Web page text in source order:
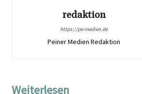
redaktion
https://pe-medien.de
Peiner Medien Redaktion
Weiterlesen